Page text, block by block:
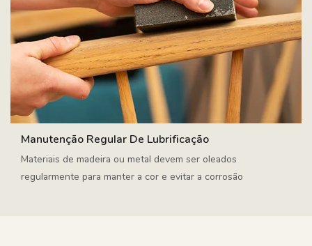
Manutenção Regular De Lubrificação
Materiais de madeira ou metal devem ser oleados
regularmente para manter a cor e evitar a corrosão